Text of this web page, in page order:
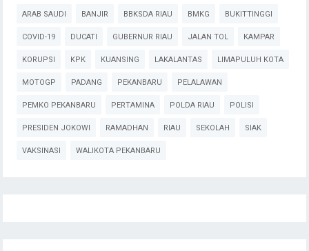
ARAB SAUDI BANJIR BBKSDA RIAU BMKG BUKITTINGGI
COVID-19 DUCATI GUBERNUR RIAU JALAN TOL KAMPAR
KORUPSI KPK KUANSING LAKALANTAS LIMAPULUH KOTA
MOTOGP PADANG PEKANBARU PELALAWAN
PEMKO PEKANBARU PERTAMINA POLDA RIAU POLISI
PRESIDEN JOKOWI RAMADHAN RIAU SEKOLAH SIAK
VAKSINASI WALIKOTA PEKANBARU